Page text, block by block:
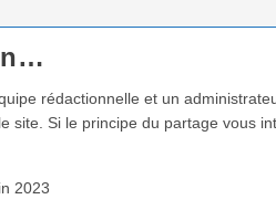
rédactionnelle et un
site. Si le principe du partage vous
2023